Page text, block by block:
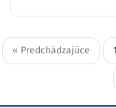
« Predchádzajúce 1